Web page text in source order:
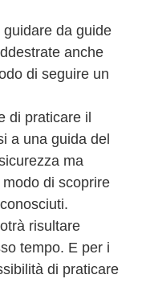
da guide
anche
di seguire un
di praticare il
a una guida del
ma
di scoprire
risultare
tempo. E per i
di praticare